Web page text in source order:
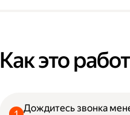
Как это
Дождитесь звонка